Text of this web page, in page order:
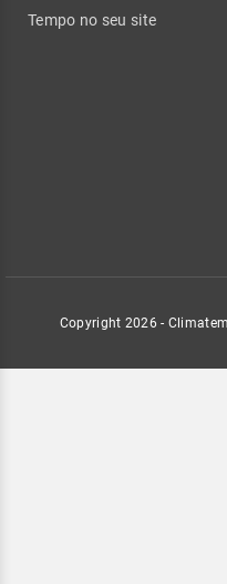
Tempo no seu site
Copyright 2026 -